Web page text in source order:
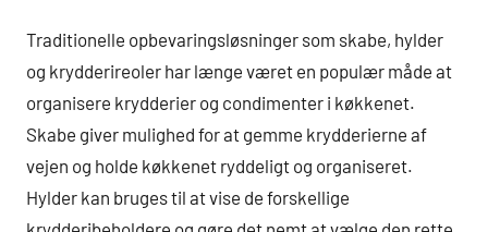
Traditionelle opbevaringsløsninger som skabe, hylder
og krydderireoler har længe været en populær måde at
organisere krydderier og condimenter i køkkenet.
Skabe giver mulighed for at gemme krydderierne af
vejen og holde køkkenet ryddeligt og organiseret.
Hylder kan bruges til at vise de forskellige